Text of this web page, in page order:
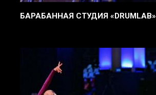
БАРАБАННАЯ СТУДИЯ «DRUMLAB»